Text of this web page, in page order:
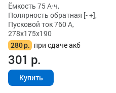
Ёмкость 75 А·ч,
Полярность обратная [- +],
Пусковой ток 760 А,
278x175x190
280р. при сдаче акб
301 р.
Купить